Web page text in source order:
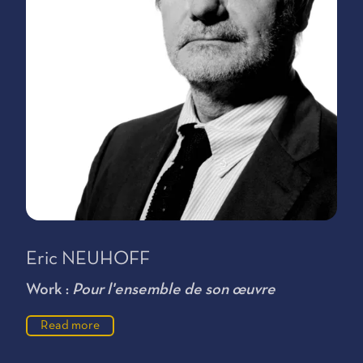
Eric NEUHOFF
Work : Pour l'ensemble de son œuvre
Read more